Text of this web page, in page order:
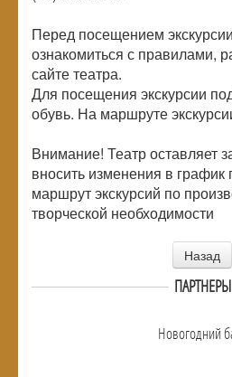
Перед посещением
ознакомиться с правилами,
сайте театра.
Для посещения экскурсии
обувь. На маршруте
Внимание! Театр оставляет
вносить изменения в график
маршрут экскурсий по
творческой необходимости
Назад
ПАРТНЕРЫ
Новогодний